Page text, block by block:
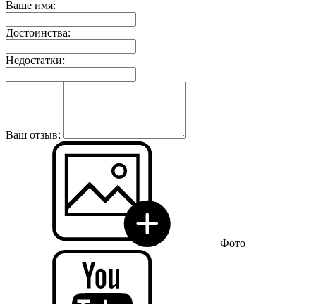
Ваше имя:
Достоинства:
Недостатки:
Ваш отзыв:
Фото